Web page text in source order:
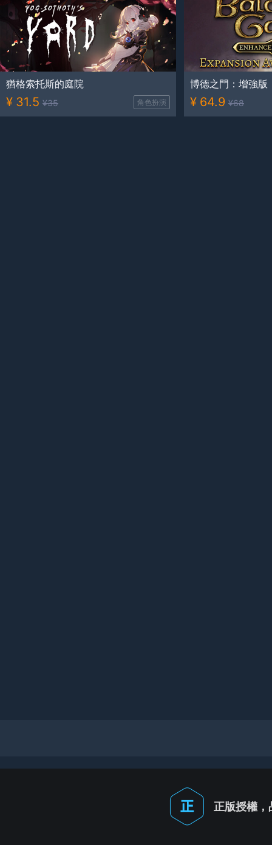
猶格索托斯的庭院
¥ 31.5 ¥35 角色扮演
博德之門：增強版
¥ 64.9 ¥68
正版授權，